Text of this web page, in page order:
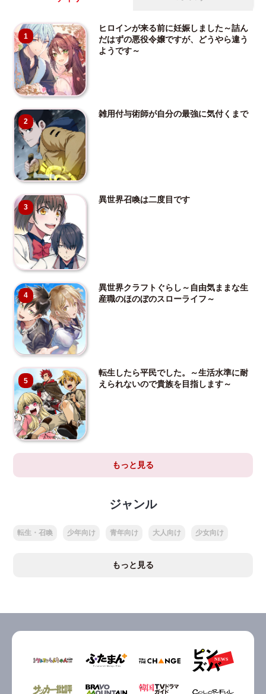
1
ヒロインが来る前に妊娠しました～詰ん
だはずの悪役令嬢ですが、どうやら違う
ようです～
2
雑用付与術師が自分の最強に気付くまで
3
異世界召喚は二度目です
4
異世界クラフトぐらし～自由気ままな生
産職のほのぼのスローライフ～
5
転生したら平民でした。～生活水準に耐
えられないので貴族を目指します～
もっと見る
ジャンル
転生・召喚 少年向け 青年向け 大人向け 少女向け
もっと見る